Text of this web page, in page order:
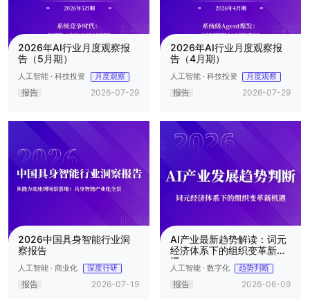
2026年AI行业月度观察报
告（5月期）
人工智能 · 科技投资 月度观察
报告 2026-07-29
2026年AI行业月度观察报
告（4月期）
人工智能 · 科技投资 月度观察
报告 2026-07-29
2026中国具身智能行业洞
察报告
人工智能 · 商业化 深度行研
报告 2026-07-19
AI产业最新趋势解读：词元
经济体系下的组织变革新机
遇
人工智能 · 数字化 趋势判断
报告 2026-06-09